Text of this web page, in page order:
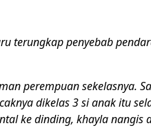
terungkap penyebab
perempuan sekelasnya.
dikelas 3 si anak itu
ke dinding, khayla nangis